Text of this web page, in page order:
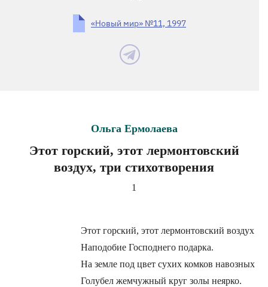
«Новый мир» №11, 1997
Ольга Ермолаева
Этот горский, этот лермонтовский
воздух, три стихотворения
1
Этот горский, этот лермонтовский воздух
Наподобие Господнего подарка.
На земле под цвет сухих комков навозных
Голубел жемчужный круг золы неярко.